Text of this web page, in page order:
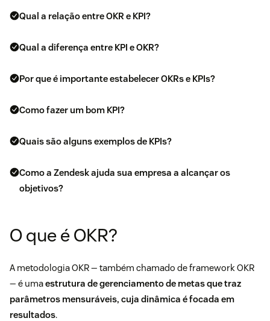
Qual a relação entre OKR e KPI?
Qual a diferença entre KPI e OKR?
Por que é importante estabelecer OKRs e KPIs?
Como fazer um bom KPI?
Quais são alguns exemplos de KPIs?
Como a Zendesk ajuda sua empresa a alcançar os
objetivos?
O que é OKR?
A metodologia OKR — também chamado de framework OKR
— é umaestrutura de gerenciamento de metas que traz
parâmetros mensuráveis, cuja dinâmica é focada em
resultados.